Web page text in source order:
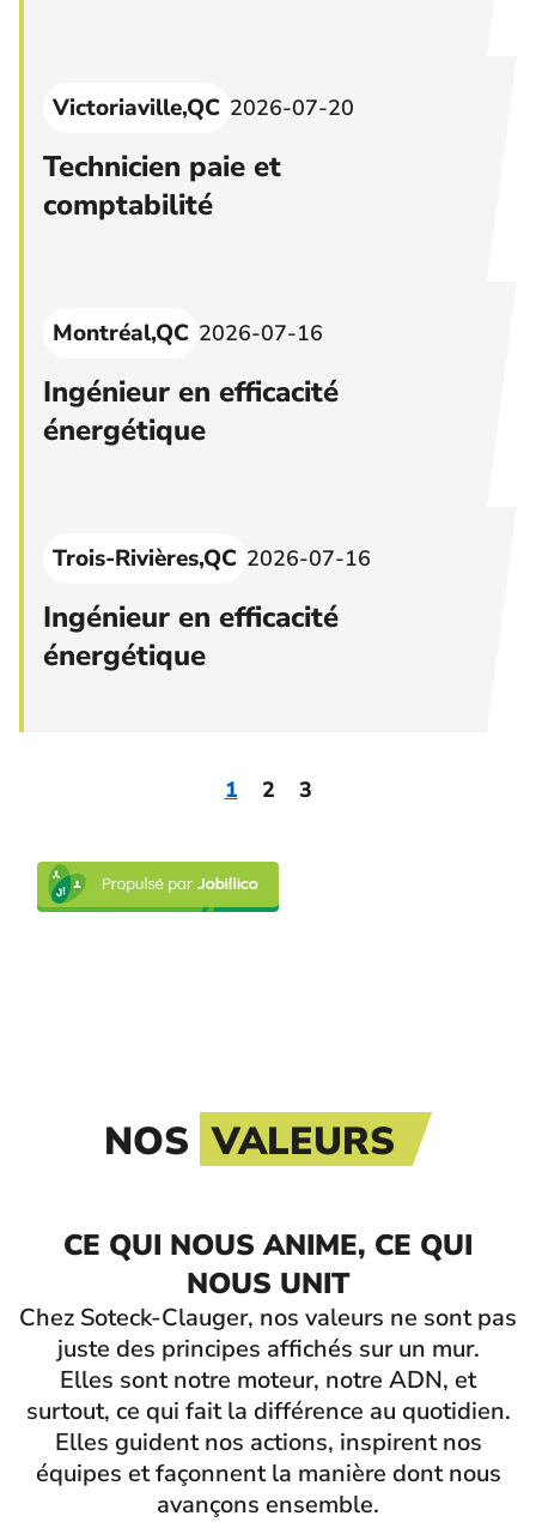
Technicien paie et
comptabilité
Victoriaville,QC 2026-07-20
Ingénieur en efficacité
énergétique
Montréal,QC 2026-07-16
Ingénieur en efficacité
énergétique
Trois-Rivières,QC 2026-07-16
1 2 3
NOS VALEURS
CE QUI NOUS ANIME, CE QUI
NOUS UNIT
Chez Soteck-Clauger, nos valeurs ne sont pas
juste des principes affichés sur un mur.
Elles sont notre moteur, notre ADN, et
surtout, ce qui fait la différence au quotidien.
Elles guident nos actions, inspirent nos
équipes et façonnent la manière dont nous
avançons ensemble.